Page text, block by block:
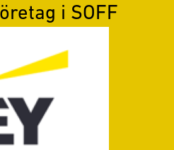
i SOFF